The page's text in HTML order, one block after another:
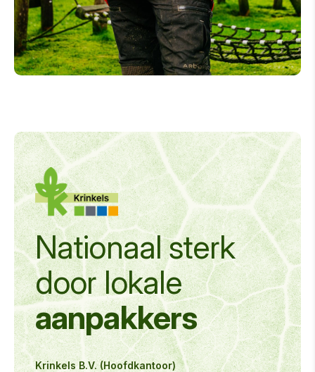
Nationaal sterk
doorlokale
aanpakkers
Krinkels B.V. (Hoofdkantoor)